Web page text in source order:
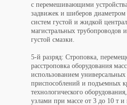
с перемешивающими
задвижек и шиберов
систем густой и жидкой
магистральных трубопроводов
густой смазки.
5-й разряд: Строповка,
расстроповка оборудования
использованием
приспособлений и подъемных
технологического
узлами при массе от 3 до 10 т и